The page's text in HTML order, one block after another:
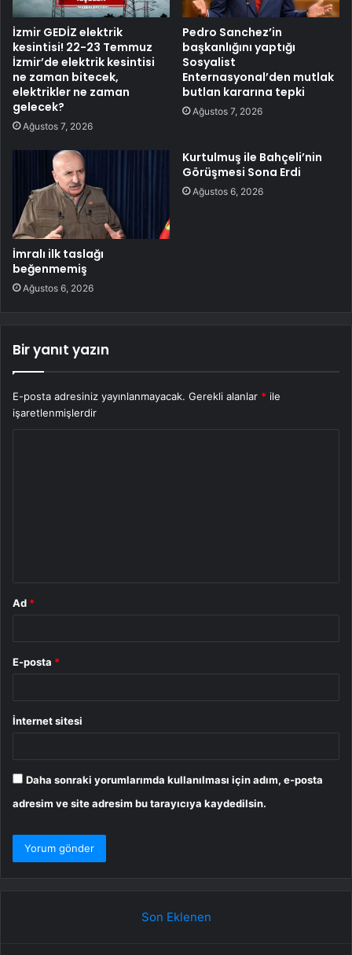
İzmir GEDİZ elektrik
kesintisi! 22-23 Temmuz
İzmir’de elektrik kesintisi
ne zaman bitecek,
elektrikler ne zaman
gelecek?
Ağustos 7, 2026
Pedro Sanchez’in
başkanlığını yaptığı
Sosyalist
Enternasyonal’den mutlak
butlan kararına tepki
Ağustos 7, 2026
İmralı ilk taslağı
beğenmemiş
Ağustos 6, 2026
Kurtulmuş ile Bahçeli’nin
Görüşmesi Sona Erdi
Ağustos 6, 2026
Bir yanıt yazın
E-posta adresiniz yayınlanmayacak. Gerekli alanlar * ile
işaretlenmişlerdir
Ad *
E-posta *
İnternet sitesi
Daha sonraki yorumlarımda kullanılması için adım, e-posta
adresim ve site adresim bu tarayıcıya kaydedilsin.
Son Eklenen